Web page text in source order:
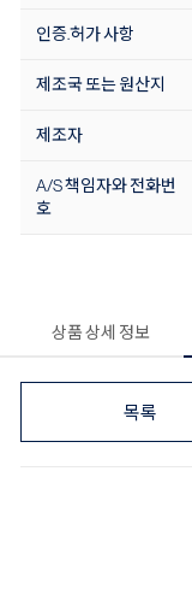
인증.허가 사항
제조국 또는 원산지
제조자
A/S 책임자와 전화번
호
상품 상세 정보
목록